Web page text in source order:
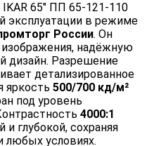
65" ПП 65-121-110
эксплуатации в режиме
России. Он
надёжную
дизайн. Разрешение
детализированное
яркость 500/700 кд/м²
под уровень
4000:1
глубокой, сохраняя
любых условиях.